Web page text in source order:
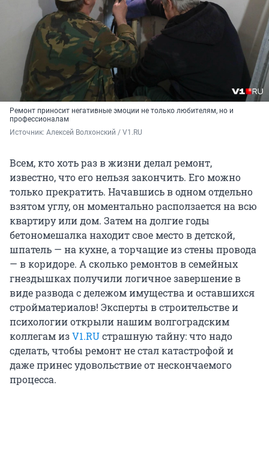
Ремонт приносит негативные эмоции не только любителям, но и
профессионалам
Источник: Алексей Волхонский / V1.RU
Всем, кто хоть раз в жизни делал ремонт,
известно, что его нельзя закончить. Его можно
только прекратить. Начавшись в одном отдельно
взятом углу, он моментально расползается на всю
квартиру или дом. Затем на долгие годы
бетономешалка находит свое место в детской,
шпатель — на кухне, а торчащие из стены провода
— в коридоре. А сколько ремонтов в семейных
гнездышках получили логичное завершение в
виде развода с дележом имущества и оставшихся
стройматериалов! Эксперты в строительстве и
психологии открыли нашим волгоградским
коллегам изV1.RUстрашную тайну: что надо
сделать, чтобы ремонт не стал катастрофой и
даже принес удовольствие от нескончаемого
процесса.